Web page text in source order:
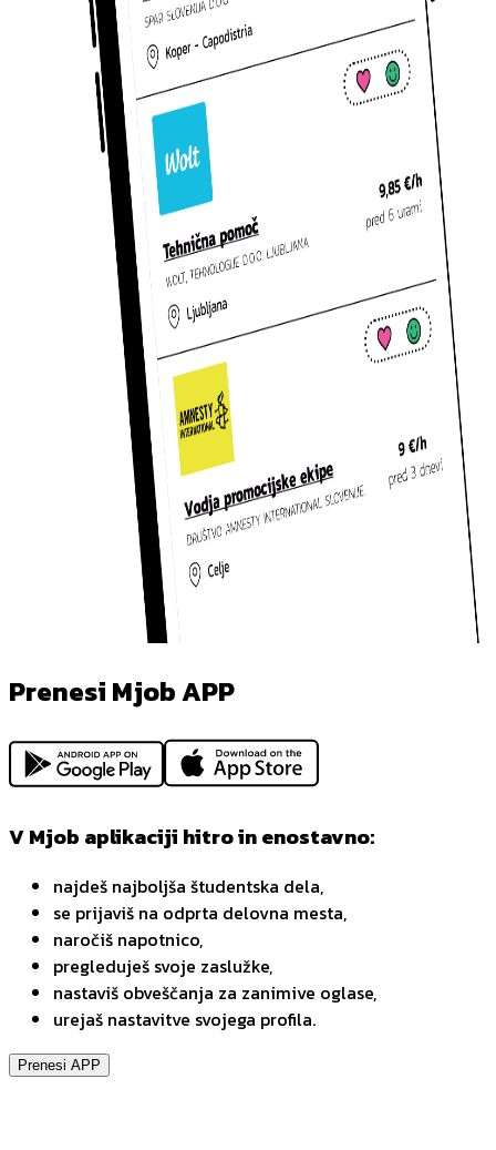
Prenesi Mjob APP
V Mjob aplikaciji hitro in enostavno:
najdeš najboljša študentska dela,
se prijaviš na odprta delovna mesta,
naročiš napotnico,
pregleduješ svoje zaslužke,
nastaviš obveščanja za zanimive oglase,
urejaš nastavitve svojega profila.
Prenesi APP